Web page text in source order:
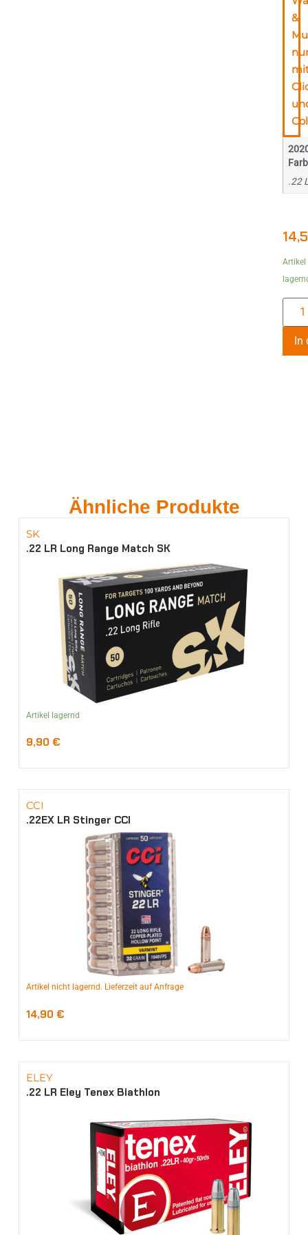
&
.22
Artikel
Ähnliche Produkte
SK
.22 LR Long Range Match SK
Artikel lagernd
9,90 €
CCI
.22EX LR Stinger CCI
Artikel nicht lagernd. Lieferzeit auf Anfrage
14,90 €
ELEY
.22 LR Eley Tenex Biathlon